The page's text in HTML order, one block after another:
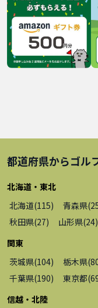
都道府県からゴル
北海道・東北
北海道(115) 青森県(
秋田県(27) 山形県(24)
関東
茨城県(104) 栃木県(
千葉県(190) 東京都(
信越・北陸